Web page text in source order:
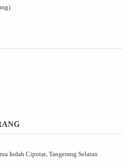
Indah Ciputat, Tangerang Selatan